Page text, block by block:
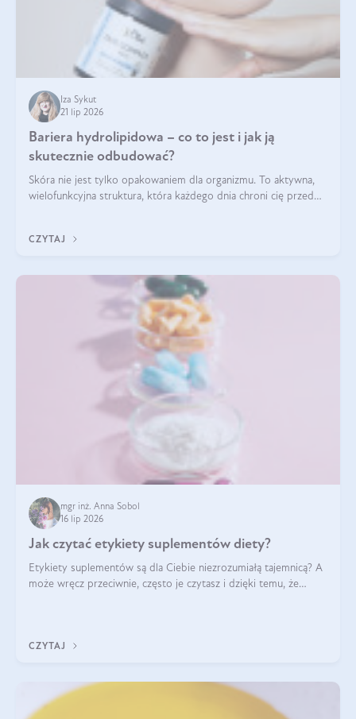
Iza Sykut
21 lip 2026
Bariera hydrolipidowa – co to jest i jak ją
skutecznie odbudować?
Skóra nie jest tylko opakowaniem dla organizmu. To aktywna,
wielofunkcyjna struktura, która każdego dnia chroni cię przed
bariera hydrolipidowa.
CZYTAJ
mgr inż. Anna Sobol
16 lip 2026
Jak czytać etykiety suplementów diety?
Etykiety suplementów są dla Ciebie niezrozumiałą tajemnicą? A
może wręcz przeciwnie, często je czytasz i dzięki temu, że
CZYTAJ